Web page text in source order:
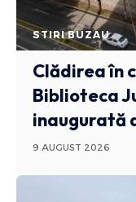
STIRI BUZAU
Clădirea în
Biblioteca
inaugurată
9 AUGUST 2026